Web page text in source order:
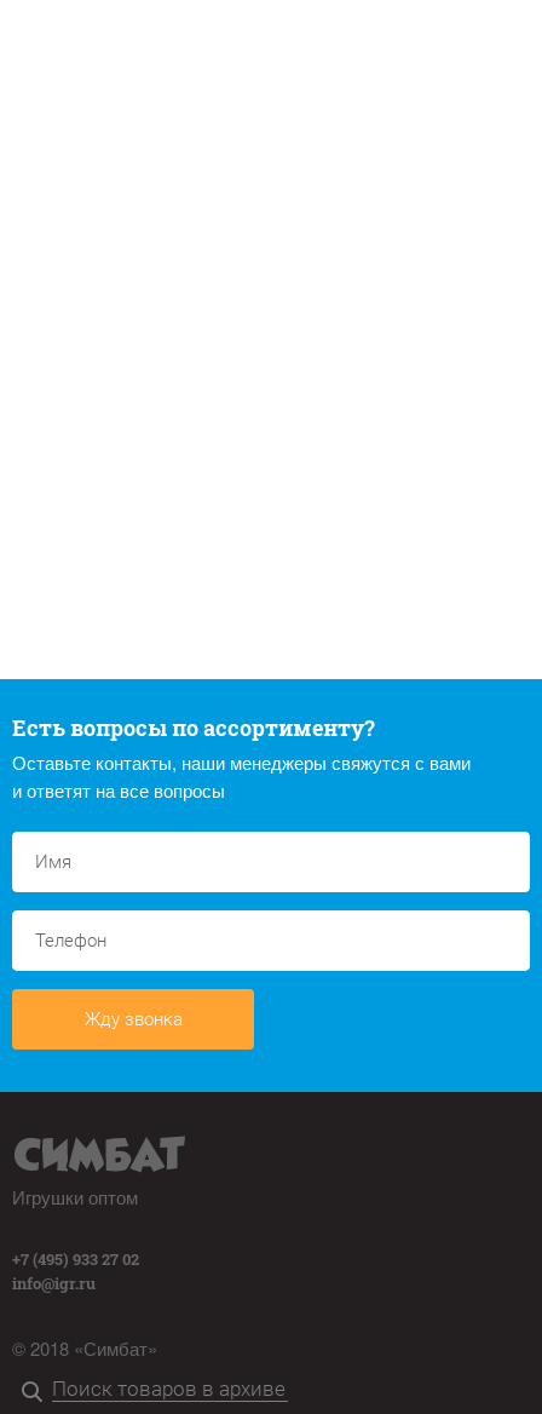
Есть вопросы по ассортименту?
Оставьте контакты, наши менеджеры свяжутся с вами
и ответят на все вопросы
Жду звонка
Игрушки оптом
+7 (495) 933 27 02
info@igr.ru
© 2018 «Симбат»